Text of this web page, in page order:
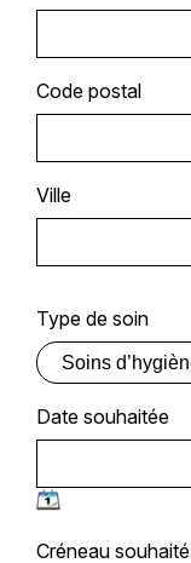
Code postal
Ville
Type de soin
Date souhaitée
Créneau souhaité